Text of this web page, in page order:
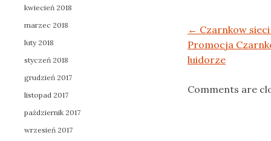
Post navigation
← Czarnkow
Promocja
luidorze
Comments are
kwiecień 2018
marzec 2018
luty 2018
styczeń 2018
grudzień 2017
listopad 2017
październik 2017
wrzesień 2017